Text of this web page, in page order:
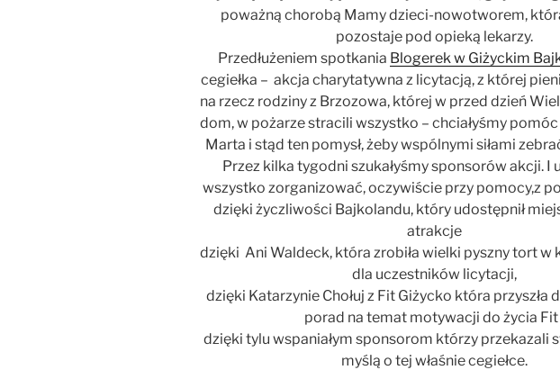
poważną chorobą Mamy dzieci-nowotworem,
pozostaje pod opieką lekarzy.
Przedłużeniem spotkania Blogerek w Giżyckim
cegiełka – akcja charytatywna z licytacją, z której
na rzecz rodziny z Brzozowa, której w przed dzień
dom, w pożarze stracili wszystko – chciałyśmy pomóc
Marta i stąd ten pomysł, żeby wspólnymi siłami
Przez kilka tygodni szukałyśmy sponsorów akcji. I
wszystko zorganizować, oczywiście przy pomocy,z
dzięki życzliwości Bajkolandu, który udostępnił
atrakcje
dzięki Ani Waldeck, która zrobiła wielki pyszny tort w
dla uczestników licytacji,
dzięki Katarzynie Chołuj z Fit Giżycko która przyszła
porad na temat motywacji do życia Fit
dzięki tylu wspaniałym sponsorom którzy przekazali
myślą o tej właśnie cegiełce.